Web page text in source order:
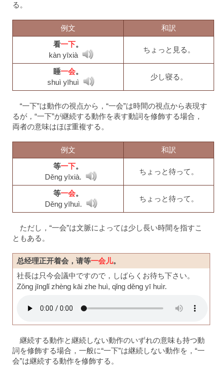
る。
例文
和訳
看一下。
kàn yīxià
ちょっと見る。
睡一会。
shuì yīhuì
少し寝る。
“一下”は動作の視点から，“一会”は時間の視点から表現す
るが，“一下”が継続する動作を表す動詞を修飾する場合，
両者の意味はほぼ重複する。
例文
和訳
等一下。
Děng yīxià.
ちょっと待って。
等一会。
Děng yīhuì.
ちょっと待って。
ただし，“一会”は文脈によっては少し長い時間を指すこ
ともある。
总经理正开着会，请等一会儿。
社長は只今会議中ですので，しばらくお待ち下さい。
Zǒng jīnglǐ zhèng kāi zhe huì, qǐng děng yī huìr.
継続する動作と継続しない動作のいずれの意味も持つ動
詞を修飾する場合，一般に“一下”は継続しない動作を，“一
会”は継続する動作を修飾する。